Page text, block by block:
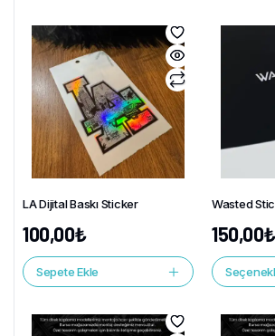
LA Dijital Baskı Sticker
100,00₺
Sepete Ekle
Wasted
150,00₺